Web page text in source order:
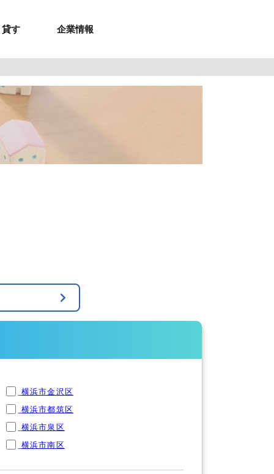
お問合せ
無料お見積もり
貸す
お問い合わせ
企業情報
横浜市金沢区
横浜市都筑区
横浜市泉区
横浜市南区